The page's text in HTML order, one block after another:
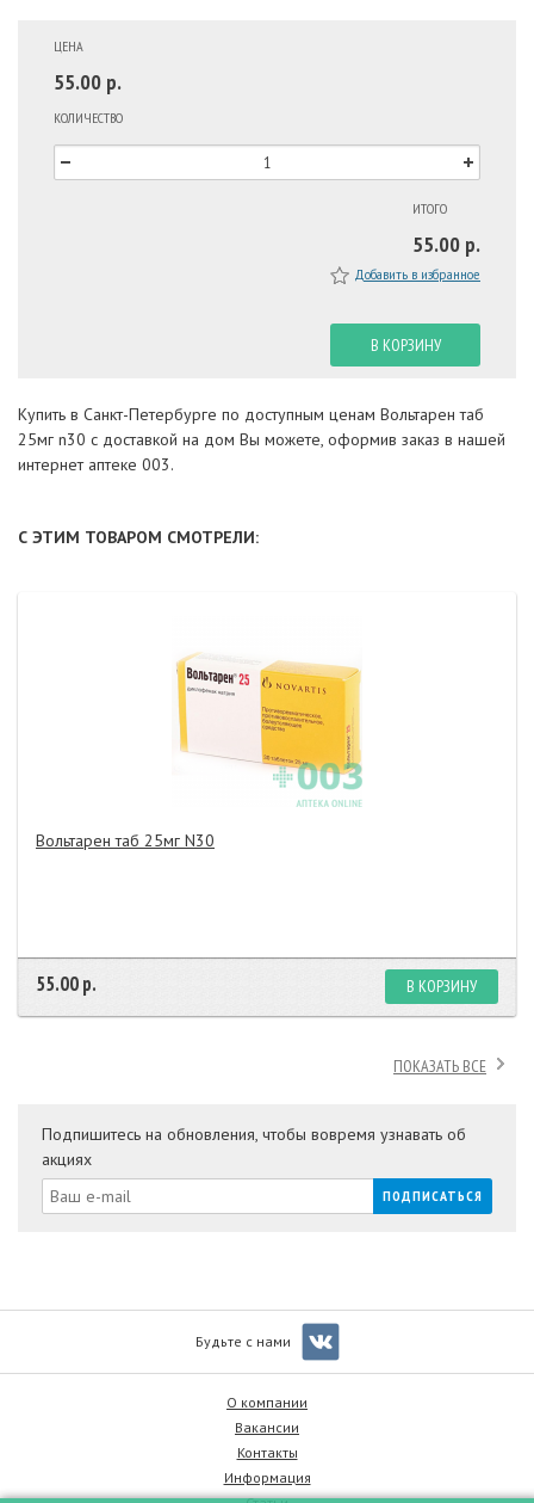
ЦЕНА
55.00 р.
КОЛИЧЕСТВО
ИТОГО
55.00 р.
Добавить в избранное
В КОРЗИНУ
Купить в Санкт-Петербурге по доступным ценам Вольтарен таб
25мг n30 с доставкой на дом Вы можете, оформив заказ в нашей
интернет аптеке 003.
С ЭТИМ ТОВАРОМ СМОТРЕЛИ:
Вольтарен таб 25мг N30
55.00 р. В КОРЗИНУ
ПОКАЗАТЬ ВСЕ
Подпишитесь на обновления, чтобы вовремя узнавать об
акциях
Будьте с нами
О компании
Вакансии
Контакты
Информация